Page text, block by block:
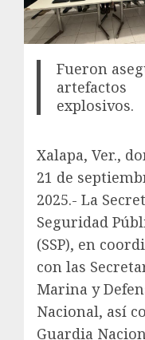
Fueron
artefactos
explosivos.
Xalapa, Ver.,
21 de
2025.- La
Seguridad
(SSP), en
con las
Marina y
Nacional, así
Guardia